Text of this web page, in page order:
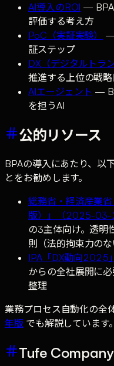
AI導入のROI — BPA
評価する考え方
PoC（実証実験）
—
証ステップ
DX（デジタルトラ
推進する上位の戦
AIエージェント —
を担うAI
公的リソース
BPAの導入にあたり、以
とをお勧めします。
総務省・経済産業
版）」（2025-03-
の3主体向け。透明
則（法的拘束力のな
IPA「DX動向2025
からの全社展開に
整理
業務プロセス自動化の全
年版でも解説しています。
Tufe